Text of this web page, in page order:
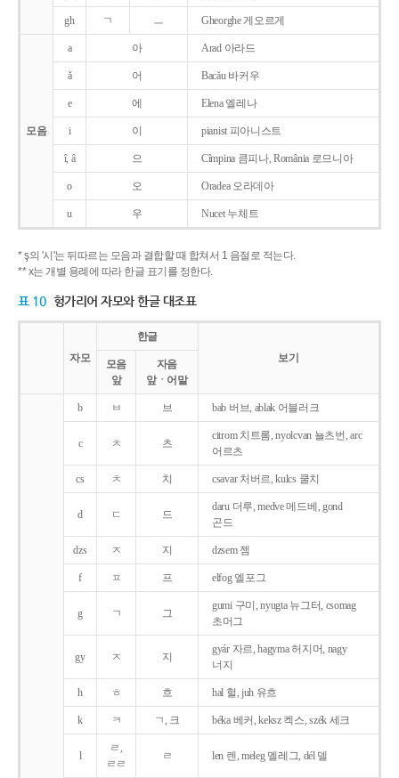
gh ㄱ ㅡ Gheorghe 게오르게
모음
a 아 Arad 아라드
ǎ 어 Bacǎu 바커우
e 에 Elena 엘레나
i 이 pianist 피아니스트
î, â 으 Cîmpina 큼피나, România 로므니아
o 오 Oradea 오라데아
u 우 Nucet 누체트
* ş의 '시'는 뒤따르는 모음과 결합할 때 합쳐서 1 음절로 적는다.
** x는 개별 용례에 따라 한글 표기를 정한다.
표 10 헝가리어 자모와 한글 대조표
자모
한글
보기
모음
앞
자음
앞ㆍ어말
b ㅂ 브 bab 버브, ablak 어블러크
c ㅊ 츠
citrom 치트롬, nyolcvan 뇰츠번, arc
어르츠
cs ㅊ 치 csavar 처버르, kulcs 쿨치
d ㄷ 드
daru 더루, medve 메드베, gond
곤드
dzs ㅈ 지 dzsem 젬
f ㅍ 프 elfog 엘포그
g ㄱ 그
gumi 구미, nyugta 뉴그터, csomag
초머그
gy ㅈ 지
gyár 자르, hagyma 허지머, nagy
너지
h ㅎ 흐 hal 헐, juh 유흐
k ㅋ ㄱ, 크 béka 베커, keksz 켁스, szék 세크
l
ㄹ,
ㄹㄹ
ㄹ len 렌, meleg 멜레그, dél 델